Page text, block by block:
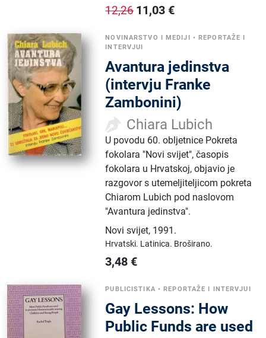
12,26 11,03 €
NOVINARSTVO I MEDIJI •REPORTAŽE I
INTERVJUI
Avantura jedinstva
(intervju Franke
Zambonini)
Chiara Lubich
U povodu 60. obljetnice Pokreta
fokolara "Novi svijet", časopis
fokolara u Hrvatskoj, objavio je
razgovor s utemeljiteljicom pokreta
Chiarom Lubich pod naslovom
"Avantura jedinstva".
Novi svijet, 1991.
Hrvatski. Latinica. Broširano.
3,48 €
PUBLICISTIKA •REPORTAŽE I INTERVJUI
Gay Lessons: How
Public Funds are used